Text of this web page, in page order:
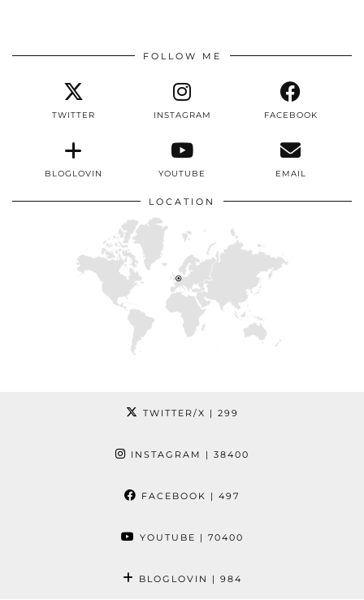
FOLLOW ME
TWITTER INSTAGRAM FACEBOOK
BLOGLOVIN YOUTUBE EMAIL
LOCATION
TWITTER/X | 299
INSTAGRAM | 38400
FACEBOOK | 497
YOUTUBE | 70400
BLOGLOVIN | 984